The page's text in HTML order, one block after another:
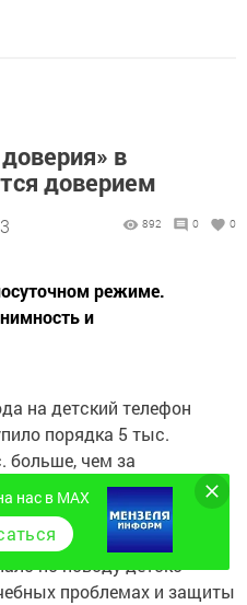
в
доверием
892 0 0
режиме.
и
на детский телефон
порядка 5 тыс.
больше, чем за
года. Больше всего
со
по поводу детско-
проблемах и защиты
нас в MAX